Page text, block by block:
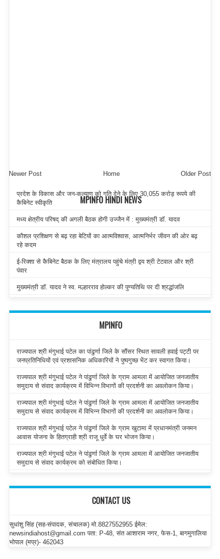
Newer Post Older Post
Home
MPINFO HINDI NEWS
प्रदेश के विकास और जन-कल्याण को गति देने के लिए 30,055 करोड़ रूपये की
कैबिनेट स्वीकृति
मध्य क्षेत्रीय परिषद् की अगली बैठक होगी उज्जैन में : मुख्यमंत्री डॉ. यादव
कौशल प्रशिक्षण से बढ़ रहा बेटियों का आत्मविश्वास, आत्मनिर्भर जीवन की ओर बढ़
रहे कदम
ई-रिक्शा से कैबिनेट बैठक के लिए मंत्रालय पहुंचे मंत्री द्वय श्री टेटवाल और श्री
पंवार
मुख्यमंत्री डॉ. यादव ने स्व. मल्हारराव होल्कर की पुण्यतिथि पर दी श्रद्धांजलि
MPINFO
राज्यपाल श्री मंगुभाई पटेल का पांढुर्णा जिले के सौंसर स्थित सावली हवाई पट्टी पर
जनप्रतिनिधियों एवं प्रशासनिक अधिकारियों ने पुष्पगुच्छ भेंट कर स्वागत किया।
राज्यपाल श्री मंगुभाई पटेल ने पांढुर्णा जिले के ग्राम आमला में आयोजित जनजातीय
समुदाय से संवाद कार्यक्रम में विभिन्न विभागों की प्रदर्शनी का अवलोकन किया।
राज्यपाल श्री मंगुभाई पटेल ने पांढुर्णा जिले के ग्राम आमला में आयोजित जनजातीय
समुदाय से संवाद कार्यक्रम में विभिन्न विभागों की प्रदर्शनी का अवलोकन किया।
राज्यपाल श्री मंगुभाई पटेल ने पांढुर्णा जिले के ग्राम खुटामा में प्रधानमंत्री जनमन
आवास योजना के हितग्राही श्री राजू धुर्वे के घर भोजन किया।
राज्यपाल श्री मंगुभाई पटेल ने पांढुर्णा जिले के ग्राम आमला में आयोजित जनजातीय
समुदाय से संवाद कार्यक्रम को संबोधित किया।
CONTACT US
सुधांशु सिंह (सह-संपादक, संचालक) मो.8827552955 ईमेल:
newsindiahost@gmail.com पता: P-48, संत आशाराम नगर, फेस-1, बागमुगालिया
भोपाल (मप्र)- 462043